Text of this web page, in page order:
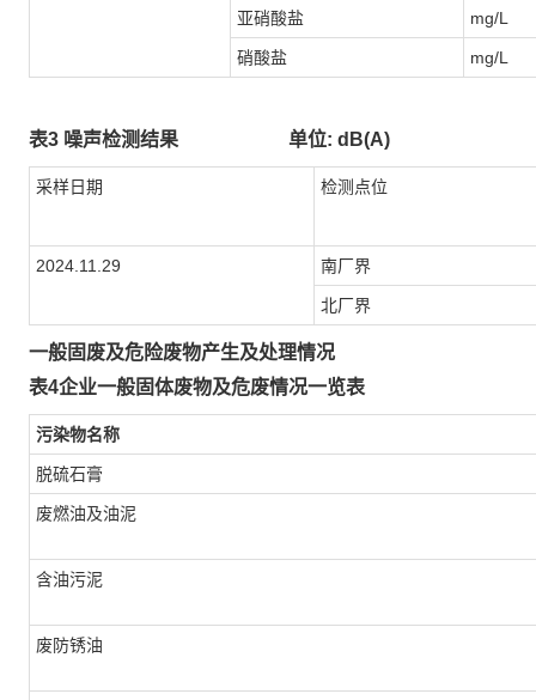
亚硝酸盐 mg/L
硝酸盐 mg/L
表3 噪声检测结果 单位: dB(A)
采样日期 检测点位
2024.11.29 南厂界
北厂界
一般固废及危险废物产生及处理情况
表4企业一般固体废物及危废情况一览表
污染物名称
脱硫石膏
废燃油及油泥
含油污泥
废防锈油